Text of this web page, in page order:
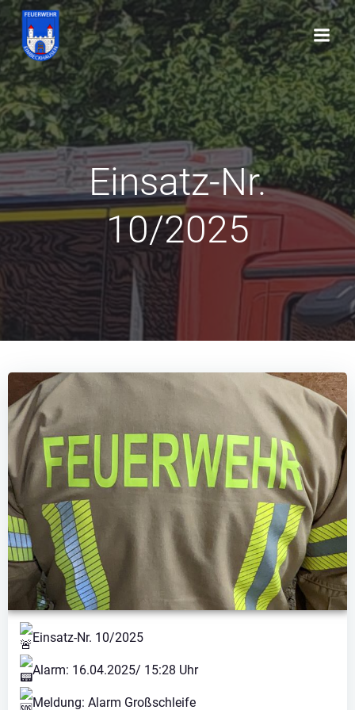
Inhalt
springen
Einsatz-Nr.
10/2025
Einsatz-Nr. 10/2025
Alarm: 16.04.2025/ 15:28 Uhr
Meldung: Alarm Großschleife